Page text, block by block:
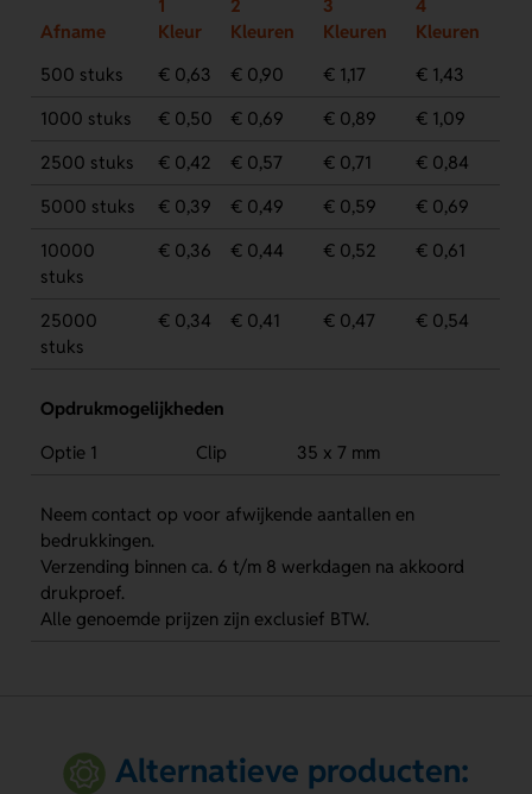
Afname
1
Kleur
2
Kleuren
3
Kleuren
4
Kleuren
500 stuks
€ 0,63 € 0,90 € 1,17
€ 1,43
1000 stuks
€ 0,50 € 0,69 € 0,89
€ 1,09
2500 stuks
€ 0,42 € 0,57 € 0,71
€ 0,84
5000 stuks
€ 0,39 € 0,49 € 0,59
€ 0,69
10000
stuks
€ 0,36 € 0,44 € 0,52 € 0,61
25000
stuks
€ 0,34 € 0,41 € 0,47 € 0,54
Opdrukmogelijkheden
Optie 1
Clip 35 x 7 mm
Neem contact op voor afwijkende aantallen en
bedrukkingen.
Verzending binnen ca. 6 t/m 8 werkdagen na akkoord
drukproef.
Alle genoemde prijzen zijn exclusief BTW.
Alternatieve producten: